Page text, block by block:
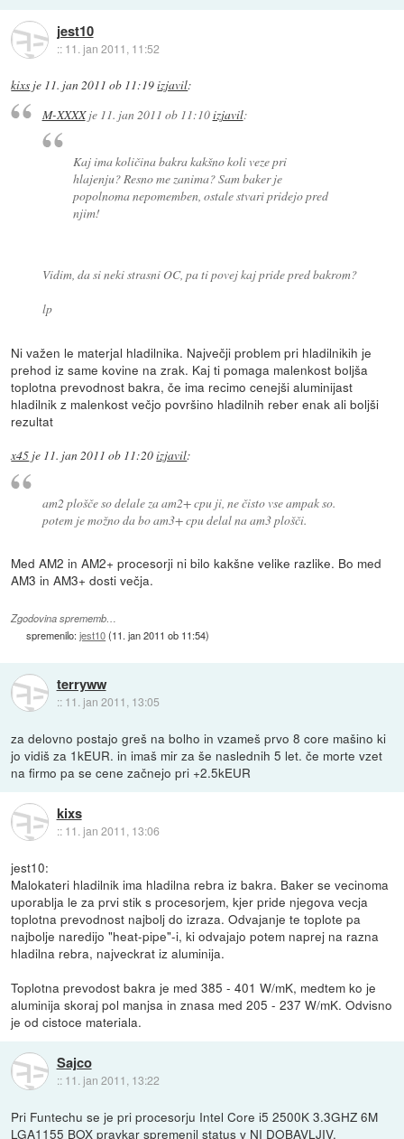
jest10
:: 11. jan 2011, 11:52
kixs je 11. jan 2011 ob 11:19izjavil:
M-XXXXje 11. jan 2011 ob 11:10izjavil:
Kaj ima količina bakra kakšno koli veze pri
hlajenju? Resno me zanima? Sam baker je
popolnoma nepomemben, ostale stvari pridejo pred
njim!
Vidim, da si neki strasni OC, pa ti povej kaj pride pred bakrom?
lp
Ni važen le materjal hladilnika. Največji problem pri hladilnikih je
prehod iz same kovine na zrak. Kaj ti pomaga malenkost boljša
toplotna prevodnost bakra, če ima recimo cenejši aluminijast
hladilnik z malenkost večjo površino hladilnih reber enak ali boljši
rezultat
x45 je 11. jan 2011 ob 11:20izjavil:
am2 plošče so delale za am2+ cpu ji, ne čisto vse ampak so.
potem je možno da bo am3+ cpu delal na am3 plošči.
Med AM2 in AM2+ procesorji ni bilo kakšne velike razlike. Bo med
AM3 in AM3+ dosti večja.
Zgodovina sprememb…
spremenilo:jest10(11. jan 2011 ob 11:54)
terryww
:: 11. jan 2011, 13:05
za delovno postajo greš na bolho in vzameš prvo 8 core mašino ki
jo vidiš za 1kEUR. in imaš mir za še naslednih 5 let. če morte vzet
na firmo pa se cene začnejo pri +2.5kEUR
kixs
:: 11. jan 2011, 13:06
jest10:
Malokateri hladilnik ima hladilna rebra iz bakra. Baker se vecinoma
uporablja le za prvi stik s procesorjem, kjer pride njegova vecja
toplotna prevodnost najbolj do izraza. Odvajanje te toplote pa
najbolje naredijo "heat-pipe"-i, ki odvajajo potem naprej na razna
hladilna rebra, najveckrat iz aluminija.
Toplotna prevodost bakra je med 385 - 401 W/mK, medtem ko je
aluminija skoraj pol manjsa in znasa med 205 - 237 W/mK. Odvisno
je od cistoce materiala.
Sajco
:: 11. jan 2011, 13:22
Pri Funtechu se je pri procesorju Intel Core i5 2500K 3.3GHZ 6M
LGA1155 BOX pravkar spremenil status v NI DOBAVLJIV.